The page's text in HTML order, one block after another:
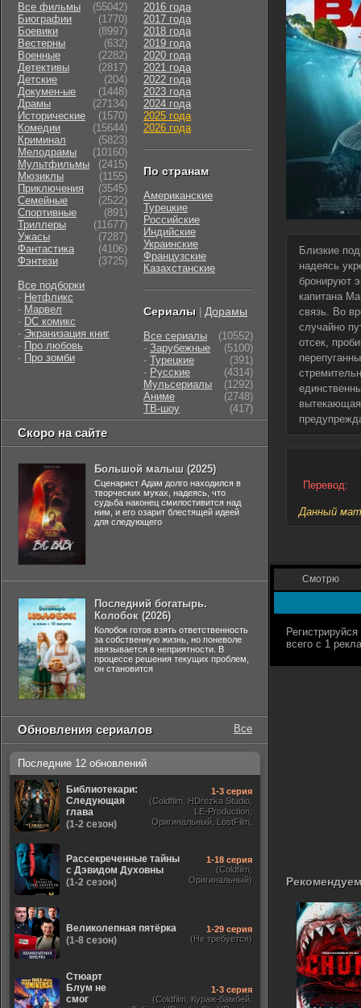
Близкие
надеясь
бронируют
капитана
связь. Во
случайно
отсек,
Перевод:
Данный
Смотрю
Все фильмы
(55042)
Биографии
(1770)
Боевики
(8997)
Вестерны
(632)
Военные
(2282)
Детективы
(2817)
Детские
(204)
Докумен-ые
(1448)
Драмы
(27134)
Исторические
(1570)
Комедии
(15644)
Криминал
(5823)
Мелодрамы
(10160)
Мультфильмы
(2415)
Мюзиклы
(1155)
Приключения
(3545)
Семейные
(2522)
Cпортивные
(891)
Триллеры
(11677)
Ужасы
(7287)
Фантастика
(4106)
Фэнтези
(3725)
Все подборки
- Нетфликс
- Марвел
- DC комикс
- Экранизация книг
- Про любовь
- Про зомби
2016 года
2017 года
2018 года
2019 года
2020 года
2021 года
2022 года
2023 года
2024 года
2025 года
2026 года
По странам
Американские
Турецкие
Российские
Индийские
Украинские
Французские
Казахстанские
Сериалы Дорамы
Все сериалы
(10552)
- Зарубежные
(5100)
- Турецкие
(391)
- Русские
(4314)
Мульсериалы
(1292)
Аниме
(2748)
ТВ-шоу
(417)
Скоро на сайте
Большой малыш (2025)
Сценарист Адам долго находился в
творческих муках, надеясь, что
судьба наконец смилостивится над
ним, и его озарит блестящей идеей
для следующего
Последний богатырь.
Колобок (2026)
Колобок готов взять ответственность
за собственную жизнь, но поневоле
ввязывается в неприятности. В
процессе решения текущих проблем,
он становится
Обновления сериалов Все
Последние 12 обновлений
Библиотекари:
Следующая
глава
(1-2 сезон)
1-3 серия
(Coldfilm, HDrezka Studio,
LE-Production,
Оригинальный, LostFilm,
Рассекреченные тайны
с Дэвидом Духовны
(1-2 сезон)
1-18 серия
(Coldfilm,
Оригинальный)
Великолепная пятёрка
(1-8 сезон)
1-29 серия
(Не требуется)
Стюарт
Блум не
смог
1-3 серия
(Coldfilm, Кураж-бамбей,